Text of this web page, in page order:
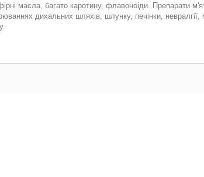
масла, багато каротину, флавоноіди. Препарати
дихальних шляхів, шлунку, печінки, невралгії,